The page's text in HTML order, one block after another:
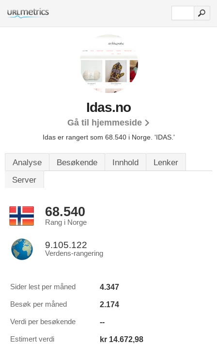
Idas.no
Gå til hjemmeside
Idas er rangert som 68.540 i Norge. 'IDAS.'
Analyse Besøkende Innhold
Lenker
Server
68.540
Rang i Norge
9.105.122
Verdens-rangering
Sider lest per måned 4.347
Besøk per måned 2.174
Verdi per besøkende --
Estimert verdi kr 14.672,98